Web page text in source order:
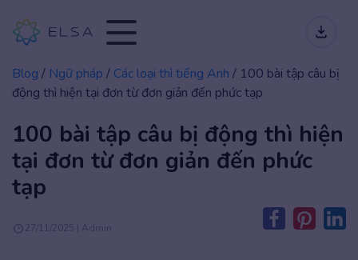
Blog / Ngữ pháp / Các loại thì tiếng Anh / 100 bài tập câu bị
động thì hiện tại đơn từ đơn giản đến phức tạp
100 bài tập câu bị động thì hiện
tại đơn từ đơn giản đến phức
tạp
27/11/2025 | Admin